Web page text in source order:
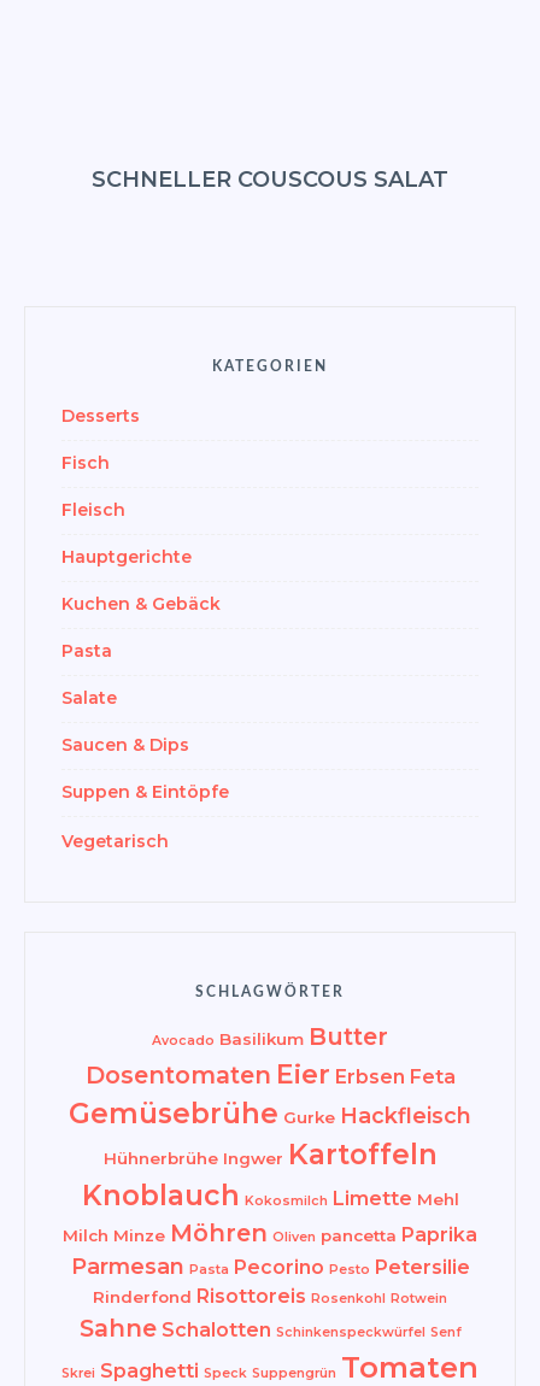
SCHNELLER COUSCOUS SALAT
KATEGORIEN
Desserts
Fisch
Fleisch
Hauptgerichte
Kuchen & Gebäck
Pasta
Salate
Saucen & Dips
Suppen & Eintöpfe
Vegetarisch
SCHLAGWÖRTER
Avocado Basilikum Butter
Dosentomaten Eier Erbsen Feta
Gemüsebrühe Gurke Hackfleisch
Hühnerbrühe Ingwer Kartoffeln
Knoblauch Kokosmilch Limette Mehl
Milch Minze Möhren Oliven pancetta Paprika
Parmesan Pasta Pecorino Pesto Petersilie
Rinderfond Risottoreis Rosenkohl Rotwein
Sahne Schalotten Schinkenspeckwürfel Senf
Skrei Spaghetti Speck Suppengrün Tomaten